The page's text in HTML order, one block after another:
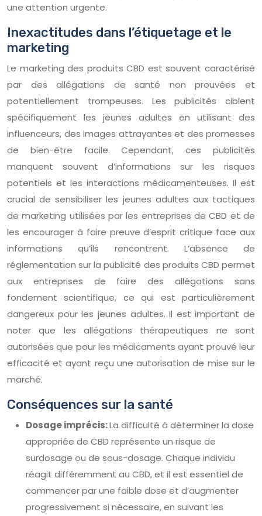
une attention urgente.
Inexactitudes dans l’étiquetage et le
marketing
Le marketing des produits CBD est souvent caractérisé
par des allégations de santé non prouvées et
potentiellement trompeuses. Les publicités ciblent
spécifiquement les jeunes adultes en utilisant des
influenceurs, des images attrayantes et des promesses
de bien-être facile. Cependant, ces publicités
manquent souvent d’informations sur les risques
potentiels et les interactions médicamenteuses. Il est
crucial de sensibiliser les jeunes adultes aux tactiques
de marketing utilisées par les entreprises de CBD et de
les encourager à faire preuve d’esprit critique face aux
informations qu’ils rencontrent. L’absence de
réglementation sur la publicité des produits CBD permet
aux entreprises de faire des allégations sans
fondement scientifique, ce qui est particulièrement
dangereux pour les jeunes adultes. Il est important de
noter que les allégations thérapeutiques ne sont
autorisées que pour les médicaments ayant prouvé leur
efficacité et ayant reçu une autorisation de mise sur le
marché.
Conséquences sur la santé
Dosage imprécis:La difficulté à déterminer la dose
appropriée de CBD représente un risque de
surdosage ou de sous-dosage. Chaque individu
réagit différemment au CBD, et il est essentiel de
commencer par une faible dose et d’augmenter
progressivement si nécessaire, en suivant les